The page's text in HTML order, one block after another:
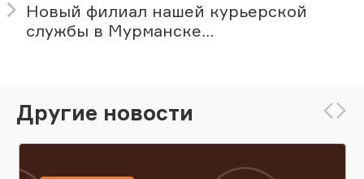
Новый филиал нашей курьерской
службы в Мурманске...
Другие новости